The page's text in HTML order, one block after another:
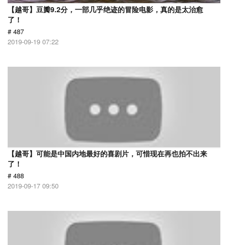
【越哥】豆瓣9.2分，一部几乎绝迹的冒险电影，真的是太治愈
了！
# 487
2019-09-19 07:22
【越哥】可能是中国内地最好的喜剧片，可惜现在再也拍不出来
了！
# 488
2019-09-17 09:50